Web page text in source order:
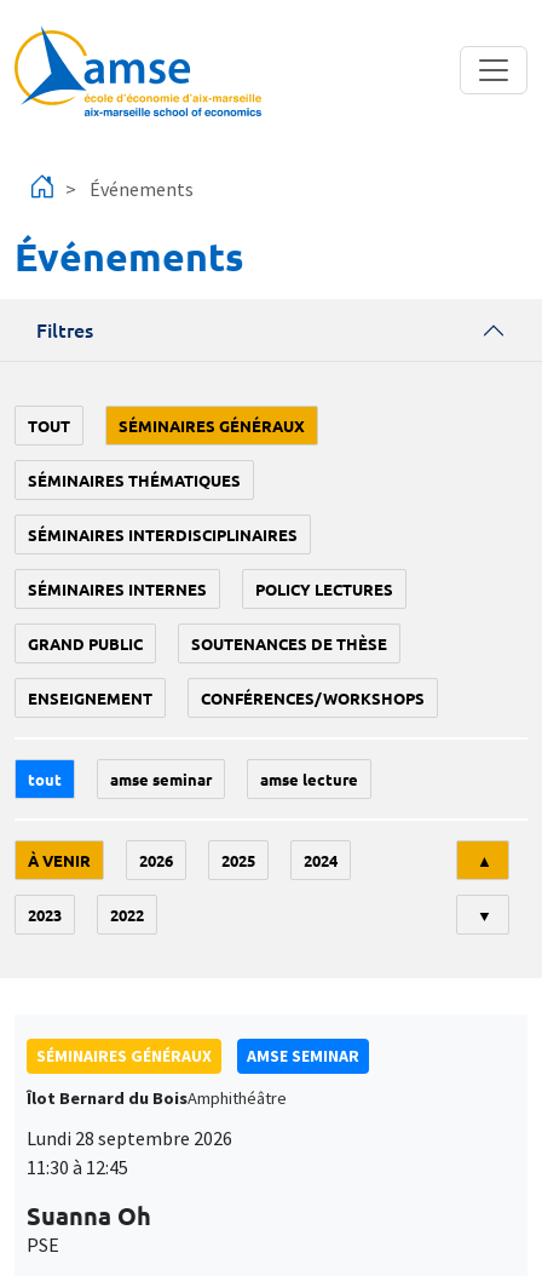
Événements
Événements
Filtres
TOUT SÉMINAIRES GÉNÉRAUX
SÉMINAIRES THÉMATIQUES
SÉMINAIRES INTERDISCIPLINAIRES
SÉMINAIRES INTERNES POLICY LECTURES
GRAND PUBLIC SOUTENANCES DE THÈSE
ENSEIGNEMENT CONFÉRENCES/WORKSHOPS
tout amse seminar amse lecture
À VENIR 2026 2025 2024
2023 2022
▲
▼
SÉMINAIRES GÉNÉRAUX
AMSE SEMINAR
Îlot Bernard du BoisAmphithéâtre
Lundi 28 septembre 2026
11:30 à 12:45
Suanna Oh
PSE